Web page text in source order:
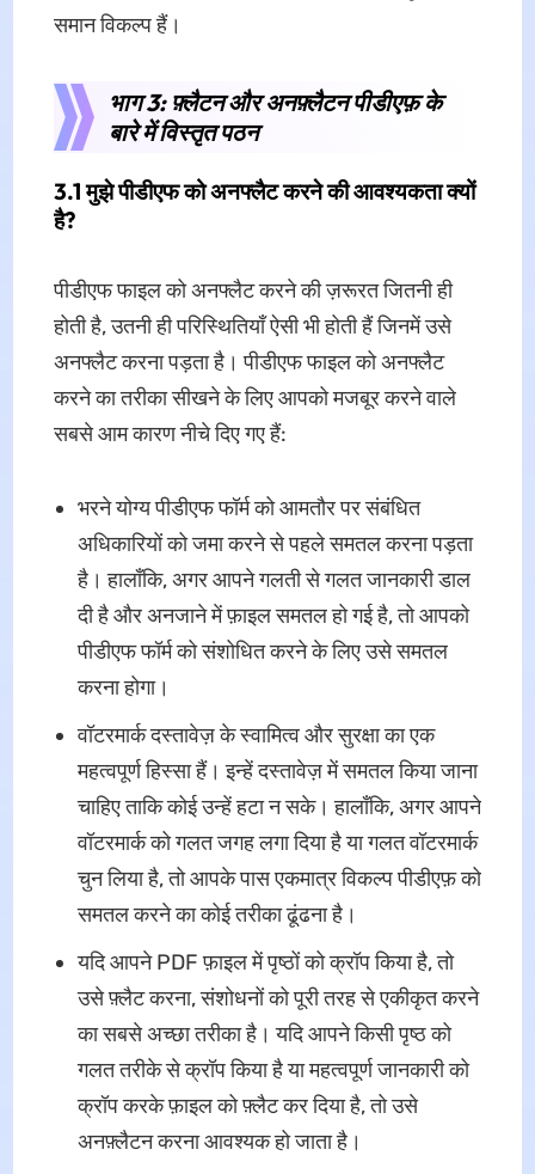
समान विकल्प हैं।
भाग 3: फ़्लैटन और अनफ़्लैटन पीडीएफ़ के
बारे में विस्तृत पठन
3.1 मुझे पीडीएफ को अनफ्लैट करने की आवश्यकता क्यों
है?
पीडीएफ फाइल को अनफ्लैट करने की ज़रूरत जितनी ही
होती है, उतनी ही परिस्थितियाँ ऐसी भी होती हैं जिनमें उसे
अनफ्लैट करना पड़ता है। पीडीएफ फाइल को अनफ्लैट
करने का तरीका सीखने के लिए आपको मजबूर करने वाले
सबसे आम कारण नीचे दिए गए हैं:
भरने योग्य पीडीएफ फॉर्म को आमतौर पर संबंधित
अधिकारियों को जमा करने से पहले समतल करना पड़ता
है। हालाँकि, अगर आपने गलती से गलत जानकारी डाल
दी है और अनजाने में फ़ाइल समतल हो गई है, तो आपको
पीडीएफ फॉर्म को संशोधित करने के लिए उसे समतल
करना होगा।
वॉटरमार्क दस्तावेज़ के स्वामित्व और सुरक्षा का एक
महत्वपूर्ण हिस्सा हैं। इन्हें दस्तावेज़ में समतल किया जाना
चाहिए ताकि कोई उन्हें हटा न सके। हालाँकि, अगर आपने
वॉटरमार्क को गलत जगह लगा दिया है या गलत वॉटरमार्क
चुन लिया है, तो आपके पास एकमात्र विकल्प पीडीएफ़ को
समतल करने का कोई तरीका ढूंढना है।
यदि आपने PDF फ़ाइल में पृष्ठों को क्रॉप किया है, तो
उसे फ़्लैट करना, संशोधनों को पूरी तरह से एकीकृत करने
का सबसे अच्छा तरीका है। यदि आपने किसी पृष्ठ को
गलत तरीके से क्रॉप किया है या महत्वपूर्ण जानकारी को
क्रॉप करके फ़ाइल को फ़्लैट कर दिया है, तो उसे
अनफ़्लैटन करना आवश्यक हो जाता है।